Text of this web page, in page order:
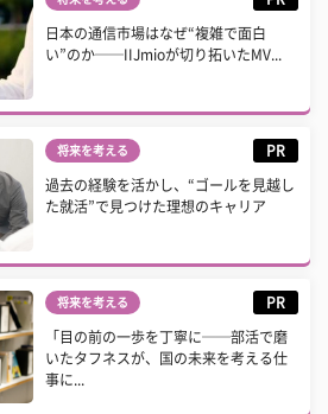
日本の通信市場はなぜ“複雑で面白
い”のか──IIJmioが切り拓いたMV...
将来を考える PR
過去の経験を活かし、“ゴールを見越し
た就活”で見つけた理想のキャリア
将来を考える PR
「目の前の一歩を丁寧に──部活で磨
いたタフネスが、国の未来を考える仕
事に...